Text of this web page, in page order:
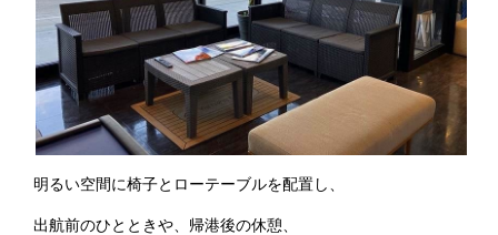
明るい空間に椅子とローテーブルを配置し、
出航前のひとときや、帰港後の休憩、